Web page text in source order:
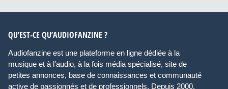
QU’EST-CE QU’AUDIOFANZINE ?
Audiofanzine est une plateforme en ligne dédiée à la
musique et à l’audio, à la fois média spécialisé, site de
petites annonces, base de connaissances et communauté
active de passionnés et de professionnels. Depuis 2000,